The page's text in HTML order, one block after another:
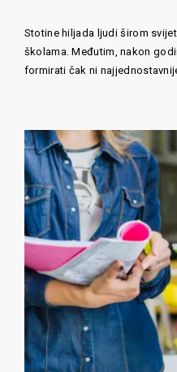
Stotine hiljada ljudi širom
školama. Međutim, nakon
formirati čak ni